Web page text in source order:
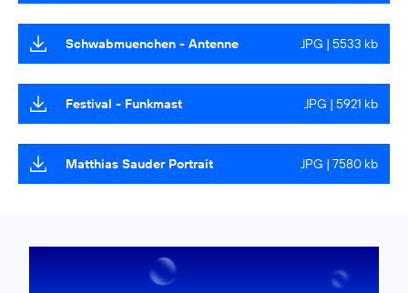
Schwabmuenchen - Antenne JPG | 5533 kb
Festival - Funkmast JPG | 5921 kb
Matthias Sauder Portrait JPG | 7580 kb